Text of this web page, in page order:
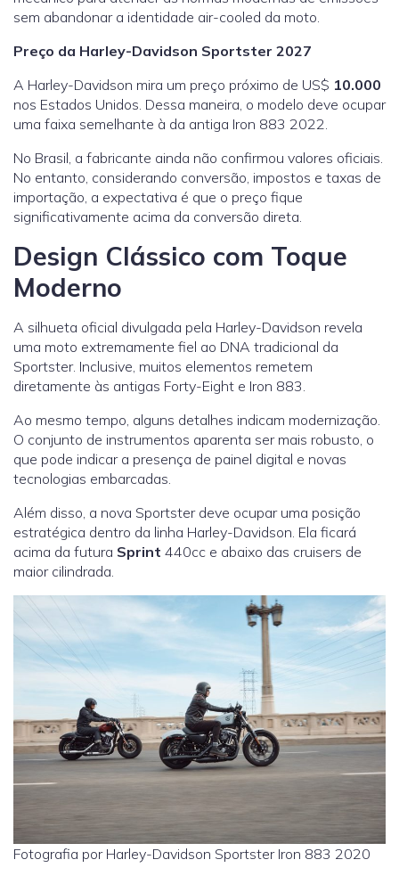
sem abandonar a identidade air-cooled da moto.
Preço da Harley-Davidson Sportster 2027
A Harley-Davidson mira um preço próximo de US$ 10.000
nos Estados Unidos. Dessa maneira, o modelo deve ocupar
uma faixa semelhante à da antiga Iron 883 2022.
No Brasil, a fabricante ainda não confirmou valores oficiais.
No entanto, considerando conversão, impostos e taxas de
importação, a expectativa é que o preço fique
significativamente acima da conversão direta.
Design Clássico com Toque
Moderno
A silhueta oficial divulgada pela Harley-Davidson revela
uma moto extremamente fiel ao DNA tradicional da
Sportster. Inclusive, muitos elementos remetem
diretamente às antigas Forty-Eight e Iron 883.
Ao mesmo tempo, alguns detalhes indicam modernização.
O conjunto de instrumentos aparenta ser mais robusto, o
que pode indicar a presença de painel digital e novas
tecnologias embarcadas.
Além disso, a nova Sportster deve ocupar uma posição
estratégica dentro da linha Harley-Davidson. Ela ficará
acima da futura Sprint 440cc e abaixo das cruisers de
maior cilindrada.
Fotografia por Harley-Davidson Sportster Iron 883 2020